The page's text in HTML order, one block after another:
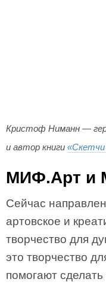
Кристоф Ниманн —
и автор книги «Скетчи
МИФ.Арт и
Сейчас
артовское и
творчество для
это творчество
помогают